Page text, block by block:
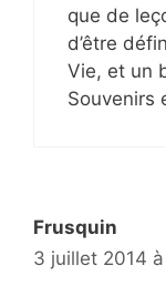
que de
d’être
Vie, et un
Souvenirs
Frusquin
3 juillet 2014